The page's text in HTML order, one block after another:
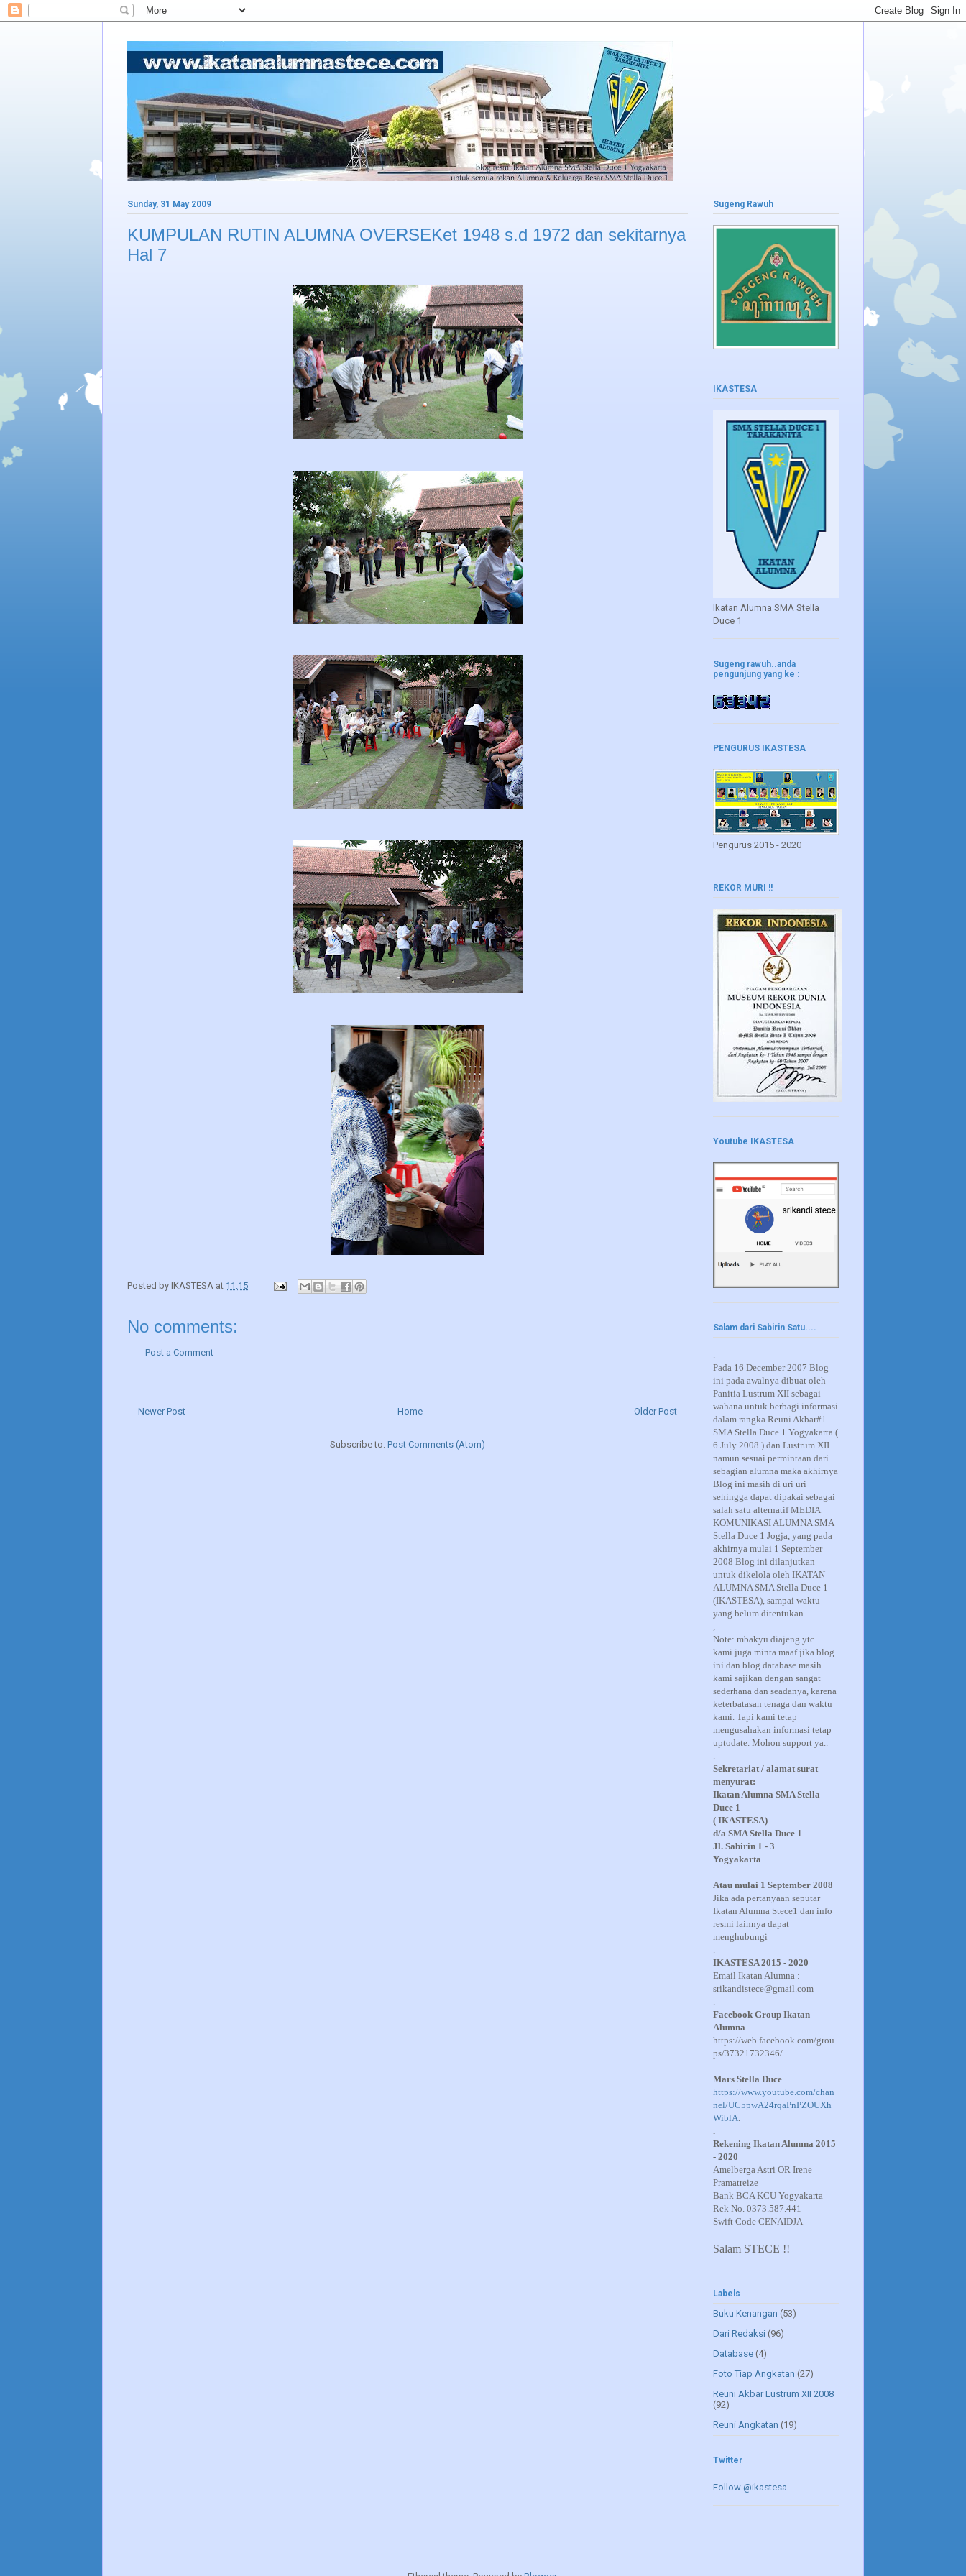
Sunday, 31 May 2009
KUMPULAN RUTIN ALUMNA OVERSEKet 1948 s.d 1972 dan sekitarnya
Hal 7
Posted by IKASTESA at 11:15
No comments:
Post a Comment
Newer Post Older Post
Home
Subscribe to: Post Comments (Atom)
Sugeng Rawuh
IKASTESA
Ikatan Alumna SMA Stella
Duce 1
Sugeng rawuh..anda
pengunjung yang ke :
PENGURUS IKASTESA
Pengurus 2015 - 2020
REKOR MURI !!
Youtube IKASTESA
Salam dari Sabirin Satu....
.
Pada 16 December 2007 Blog
ini pada awalnya dibuat oleh
Panitia Lustrum XII sebagai
wahana untuk berbagi informasi
dalam rangka Reuni Akbar#1
SMA Stella Duce 1 Yogyakarta (
6 July 2008 ) dan Lustrum XII
namun sesuai permintaan dari
sebagian alumna maka akhirnya
Blog ini masih di uri uri
sehingga dapat dipakai sebagai
salah satu alternatif MEDIA
KOMUNIKASI ALUMNA SMA
Stella Duce 1 Jogja, yang pada
akhirnya mulai 1 September
2008 Blog ini dilanjutkan
untuk dikelola oleh IKATAN
ALUMNA SMA Stella Duce 1
(IKASTESA), sampai waktu
yang belum ditentukan....
,
Note: mbakyu diajeng ytc...
kami juga minta maaf jika blog
ini dan blog database masih
kami sajikan dengan sangat
sederhana dan seadanya, karena
keterbatasan tenaga dan waktu
kami. Tapi kami tetap
mengusahakan informasi tetap
uptodate. Mohon support ya..
.
Sekretariat / alamat surat
menyurat:
Ikatan Alumna SMA Stella
Duce 1
( IKASTESA)
d/a SMA Stella Duce 1
Jl. Sabirin 1 - 3
Yogyakarta
.
Atau mulai 1 September 2008
Jika ada pertanyaan seputar
Ikatan Alumna Stece1 dan info
resmi lainnya dapat
menghubungi
.
IKASTESA 2015 - 2020
Email Ikatan Alumna :
srikandistece@gmail.com
.
Facebook Group Ikatan
Alumna
https://web.facebook.com/grou
ps/37321732346/
.
Mars Stella Duce
https://www.youtube.com/chan
nel/UC5pwA24rqaPnPZOUXh
WiblA.
.
Rekening Ikatan Alumna 2015
- 2020
Amelberga Astri OR Irene
Pramatreize
Bank BCA KCU Yogyakarta
Rek No. 0373.587.441
Swift Code CENAIDJA
.
Salam STECE !!
Labels
Buku Kenangan (53)
Dari Redaksi (96)
Database (4)
Foto Tiap Angkatan (27)
Reuni Akbar Lustrum XII 2008
(92)
Reuni Angkatan (19)
Twitter
Follow @ikastesa